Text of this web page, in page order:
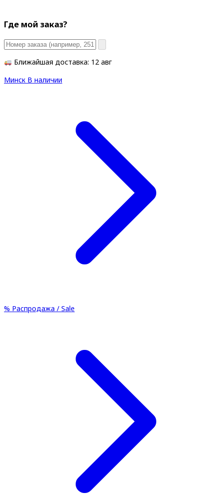
Где мой заказ?
Ближайшая доставка: 12 авг
Минск В наличии
% Распродажа / Sale